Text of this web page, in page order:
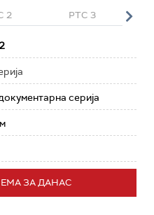
2 РТС 3
серија
ЗА ДАНАС